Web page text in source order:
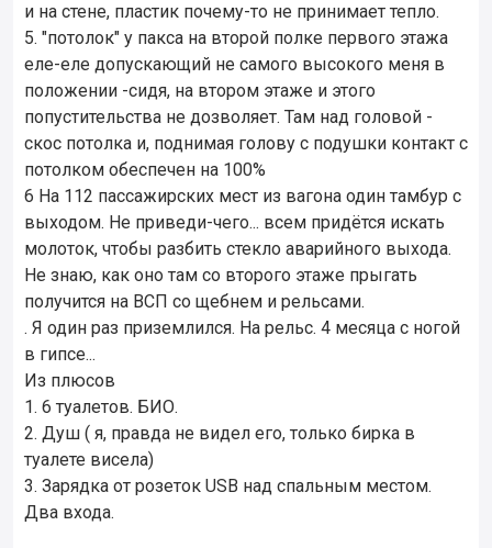
и на стене, пластик почему-то не принимает тепло.
5. "потолок" у пакса на второй полке первого этажа
еле-еле допускающий не самого высокого меня в
положении -сидя, на втором этаже и этого
попустительства не дозволяет. Там над головой -
скос потолка и, поднимая голову с подушки контакт с
потолком обеспечен на 100%
6 На 112 пассажирских мест из вагона один тамбур с
выходом. Не приведи-чего... всем придётся искать
молоток, чтобы разбить стекло аварийного выхода.
Не знаю, как оно там со второго этаже прыгать
получится на ВСП со щебнем и рельсами.
. Я один раз приземлился. На рельс. 4 месяца с ногой
в гипсе...
Из плюсов
1. 6 туалетов. БИО.
2. Душ ( я, правда не видел его, только бирка в
туалете висела)
3. Зарядка от розеток USB над спальным местом.
Два входа.